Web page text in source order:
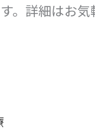
。詳細はお